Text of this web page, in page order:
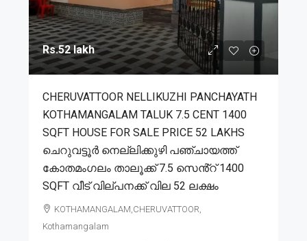
Rs.52 lakh
CHERUVATTOOR NELLIKUZHI PANCHAYATH
KOTHAMANGALAM TALUK 7.5 CENT 1400
SQFT HOUSE FOR SALE PRICE 52 LAKHS
ചെറുവട്ടൂർ നെല്ലിക്കുഴി പഞ്ചായത്ത്
കോതമംഗലം താലൂക്ക് 7.5 സെൻ്റ് 1400
SQFT വീട് വില്പനക്ക് വില 52 ലക്ഷം
KOTHAMANGALAM,CHERUVATTOOR,
Kothamangalam